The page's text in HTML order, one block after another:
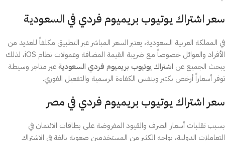
سعر اشتراك يوتيوب بريميوم فردي في السعودية
في المملكة العربية السعودية، يعتبر السعر المباشر عبر التطبيق مكلفاً للعديد من
الأفراد والعوائل خصوصاً مع ضريبة القيمة المضافة وعمولات نظام iOS، لذلك
يبحث الجميع عن اشتراك يوتيوب بريميوم فردي السعوديةعبر متاجر وسيطة
توفر أسعاراً أرخص بكثير وبنفس الكفاءة الرسمية والتفعيل الفوري.
سعر اشتراك يوتيوب بريميوم فردي في مصر
بسبب تقلبات أسعار الصرف والقيود المفروضة على بطاقات الائتمان في
التعاملات الدولية، يواجه الكثير من المستخدمين صعوبة بالغة في الاشتراك